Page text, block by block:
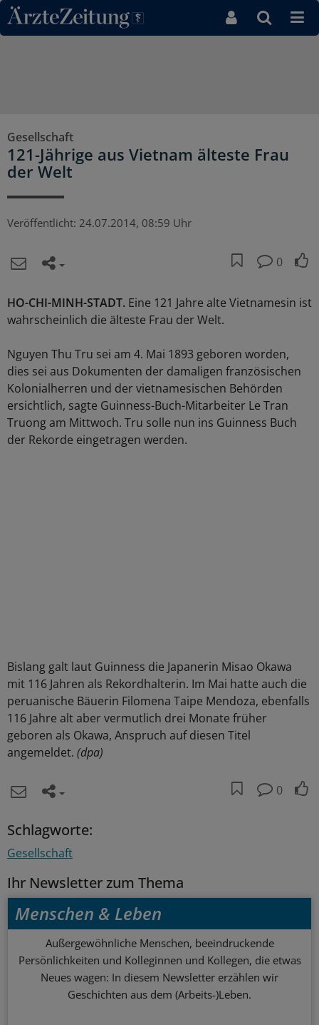
Direkt zum Inhaltsbereich
Gesellschaft
121-Jährige aus Vietnam älteste Frau
der Welt
Veröffentlicht: 24.07.2014, 08:59 Uhr
0
HO-CHI-MINH-STADT. Eine 121 Jahre alte Vietnamesin ist
wahrscheinlich die älteste Frau der Welt.
Nguyen Thu Tru sei am 4. Mai 1893 geboren worden,
dies sei aus Dokumenten der damaligen französischen
Kolonialherren und der vietnamesischen Behörden
ersichtlich, sagte Guinness-Buch-Mitarbeiter Le Tran
Truong am Mittwoch. Tru solle nun ins Guinness Buch
der Rekorde eingetragen werden.
Bislang galt laut Guinness die Japanerin Misao Okawa
mit 116 Jahren als Rekordhalterin. Im Mai hatte auch die
peruanische Bäuerin Filomena Taipe Mendoza, ebenfalls
116 Jahre alt aber vermutlich drei Monate früher
geboren als Okawa, Anspruch auf diesen Titel
angemeldet. (dpa)
0
Schlagworte:
Gesellschaft
Ihr Newsletter zum Thema
Menschen & Leben
Außergewöhnliche Menschen, beeindruckende
Persönlichkeiten und Kolleginnen und Kollegen, die etwas
Neues wagen: In diesem Newsletter erzählen wir
Geschichten aus dem (Arbeits-)Leben.